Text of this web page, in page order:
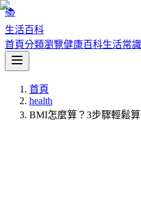
📚
生活百科
首頁分類瀏覽健康百科生活常識
首頁
health
BMI怎麼算？3步驟輕鬆